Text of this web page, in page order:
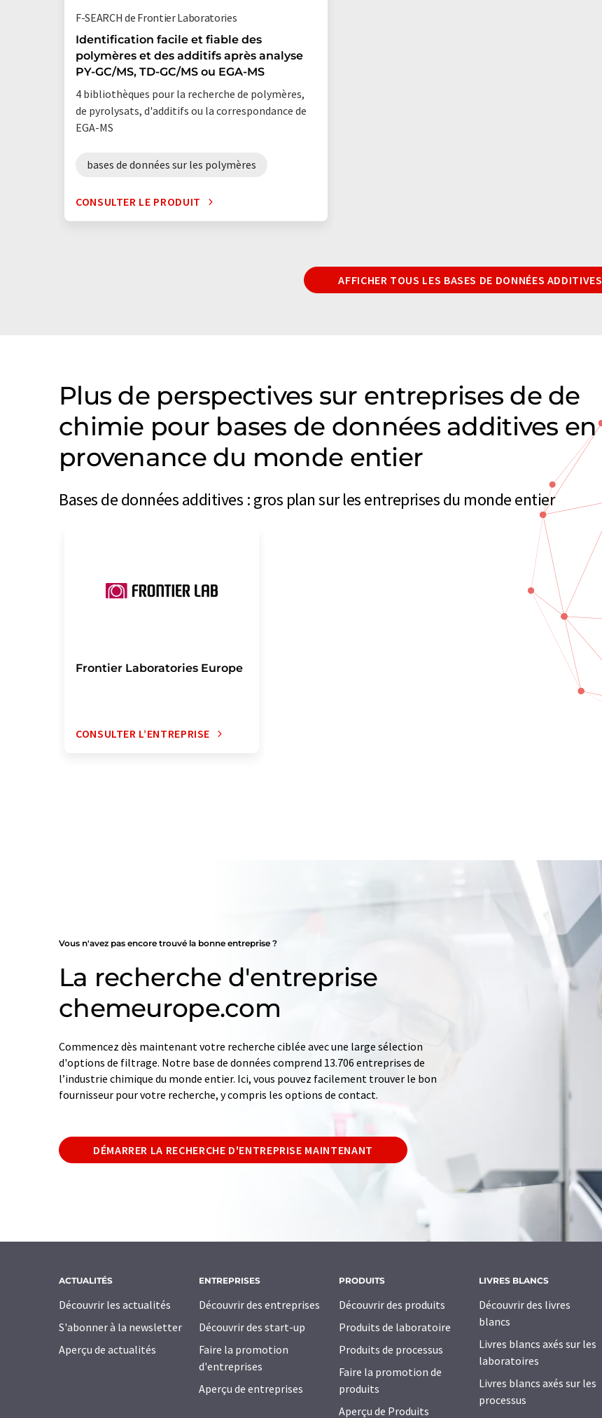
F-SEARCH de Frontier Laboratories
Identification facile et fiable des
polymères et des additifs après analyse
PY-GC/MS, TD-GC/MS ou EGA-MS
4 bibliothèques pour la recherche de polymères,
de pyrolysats, d'additifs ou la correspondance de
EGA-MS
bases de données sur les polymères
CONSULTER LE PRODUIT
AFFICHER TOUS LES BASES DE DONNÉES ADDITIVES
Plus de perspectives sur entreprises de de
chimie pour bases de données additives en
provenance du monde entier
Bases de données additives : gros plan sur les entreprises du monde entier
Frontier Laboratories Europe
CONSULTER L’ENTREPRISE
Vous n'avez pas encore trouvé la bonne entreprise ?
La recherche d'entreprise
chemeurope.com
Commencez dès maintenant votre recherche ciblée avec une large sélection
d'options de filtrage. Notre base de données comprend 13.706 entreprises de
l’industrie chimique du monde entier. Ici, vous pouvez facilement trouver le bon
fournisseur pour votre recherche, y compris les options de contact.
DÉMARRER LA RECHERCHE D'ENTREPRISE MAINTENANT
ACTUALITÉS
Découvrir les actualités
S'abonner à la newsletter
Aperçu de actualités
ENTREPRISES
Découvrir des entreprises
Découvrir des start-up
Faire la promotion
d'entreprises
Aperçu de entreprises
PRODUITS
Découvrir des produits
Produits de laboratoire
Produits de processus
Faire la promotion de
produits
Aperçu de Produits
LIVRES BLANCS
Découvrir des livres
blancs
Livres blancs axés sur les
laboratoires
Livres blancs axés sur les
processus